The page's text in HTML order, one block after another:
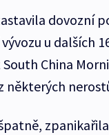
dovozní
u dalších
China
některých